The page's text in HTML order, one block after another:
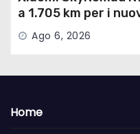
a 1.705 km per i
Ago 6, 2026
Home